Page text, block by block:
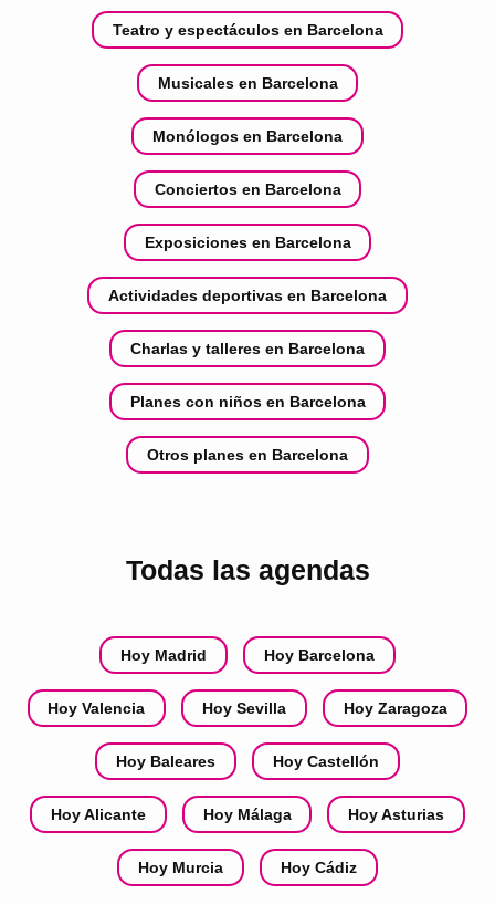
Teatro y espectáculos en Barcelona
Musicales en Barcelona
Monólogos en Barcelona
Conciertos en Barcelona
Exposiciones en Barcelona
Actividades deportivas en Barcelona
Charlas y talleres en Barcelona
Planes con niños en Barcelona
Otros planes en Barcelona
Todas las agendas
Hoy Madrid Hoy Barcelona
Hoy Valencia Hoy Sevilla Hoy Zaragoza
Hoy Baleares Hoy Castellón
Hoy Alicante Hoy Málaga Hoy Asturias
Hoy Murcia Hoy Cádiz